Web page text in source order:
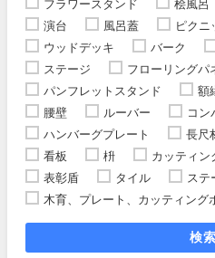
フラワースタンド
桧風呂
演台
風呂蓋
ピクニ
ウッドデッキ
バーク
ステージ
フローリングパ
パンフレットスタンド
額
腰壁
ルーバー
コン
ハンバーグプレート
長尺
看板
枡 カッティン
表彰盾
タイル ステ
木育、プレート、カッティング
検索